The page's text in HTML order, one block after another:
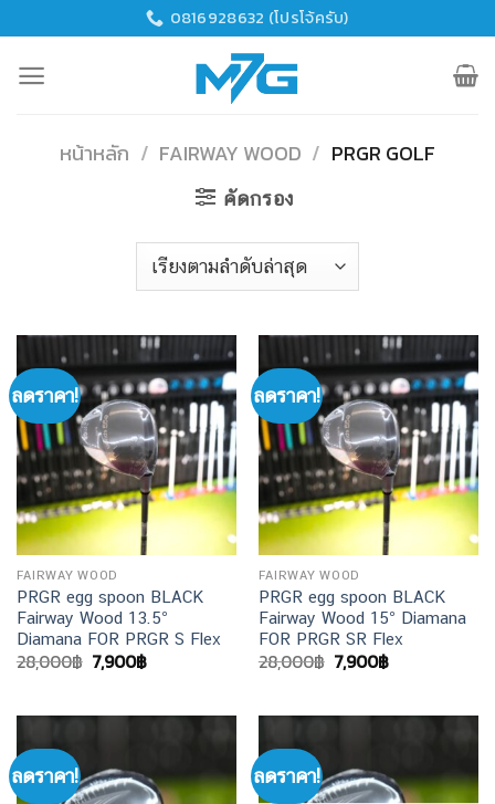
content
0816928632 (โปรโจ้ครับ)
หน้าหลัก / FAIRWAY WOOD / PRGR GOLF
คัดกรอง
ลดราคา!
FAIRWAY WOOD
PRGR egg spoon BLACK
Fairway Wood 13.5°
Diamana FOR PRGR S Flex
28,000฿ Original
price
28,000฿.
7,900฿Current
7,900฿.
ลดราคา!
FAIRWAY WOOD
PRGR egg spoon BLACK
Fairway Wood 15° Diamana
FOR PRGR SR Flex
28,000฿ Original
price
28,000฿.
7,900฿Current
7,900฿.
ลดราคา! ลดราคา!